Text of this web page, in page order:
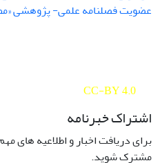
عضویت فصلنامه علمی- پژوهشی
CC-BY 4.0
اشتراک خبرنامه
برای دریافت اخبار و اطلاعیه های
مشترک شوید.